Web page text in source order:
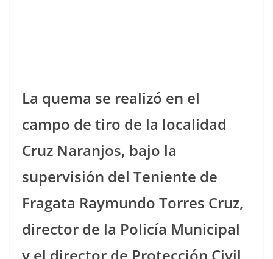
La quema se realizó en el
campo de tiro de la localidad
Cruz Naranjos, bajo la
supervisión del Teniente de
Fragata Raymundo Torres Cruz,
director de la Policía Municipal
y el director de Protección Civil,